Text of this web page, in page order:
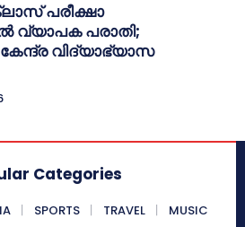
പരീക്ഷാ
വ്യാപക പരാതി;
വിദ്യാഭ്യാസ
Categories
SPORTS TRAVEL
MUSIC